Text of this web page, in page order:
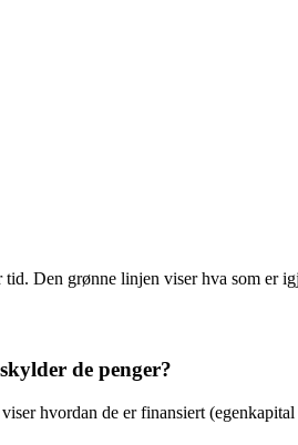
Den grønne linjen viser hva som er
de penger?
hvordan de er finansiert